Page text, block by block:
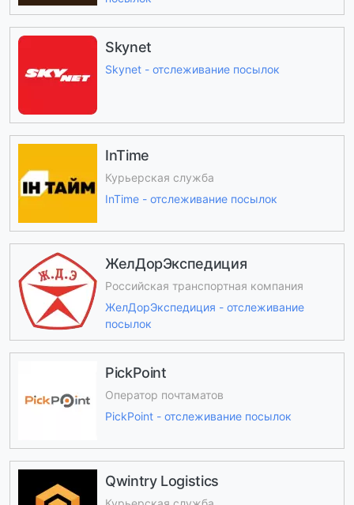
Skynet
Skynet - отслеживание посылок
InTime
Курьерская служба
InTime - отслеживание посылок
ЖелДорЭкспедиция
Российская транспортная компания
ЖелДорЭкспедиция - отслеживание
посылок
PickPoint
Оператор почтаматов
PickPoint - отслеживание посылок
Qwintry Logistics